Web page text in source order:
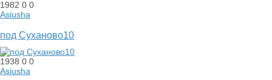
1982 0 0
Asiusha
под Суханово10
1938 0 0
Asiusha